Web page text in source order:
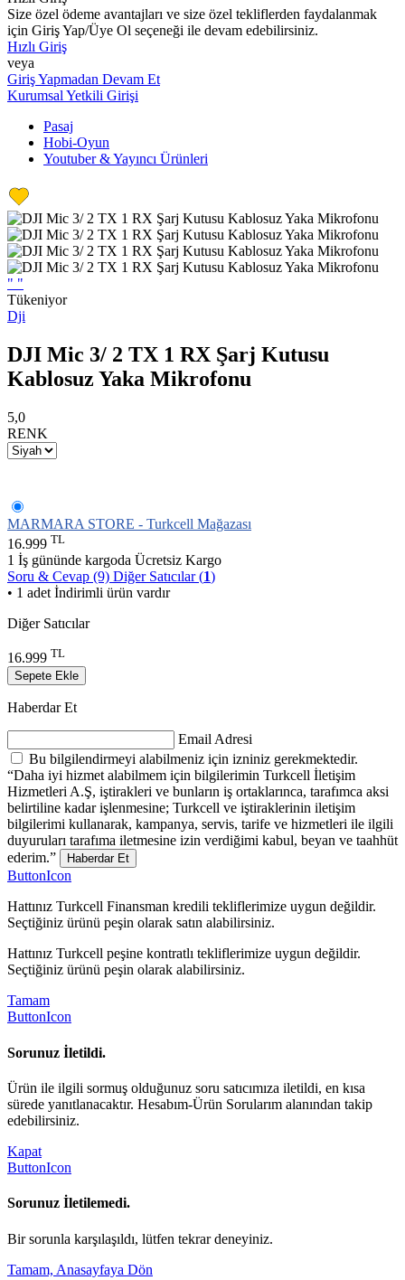
Size özel ödeme avantajları ve size özel tekliflerden faydalanmak
için Giriş Yap/Üye Ol seçeneği ile devam edebilirsiniz.
Hızlı Giriş
veya
Giriş Yapmadan Devam Et
Kurumsal Yetkili Girişi
Pasaj
Hobi-Oyun
Youtuber & Yayıncı Ürünleri
" "
Tükeniyor
Dji
DJI Mic 3/ 2 TX 1 RX Şarj Kutusu
Kablosuz Yaka Mikrofonu
5,0
RENK
MARMARA STORE - Turkcell Mağazası
16.999 TL
1 İş gününde kargoda Ücretsiz Kargo
Soru & Cevap (9) Diğer Satıcılar (1)
• 1 adet İndirimli ürün vardır
Diğer Satıcılar
16.999 TL
Sepete Ekle
Haberdar Et
Email Adresi
Bu bilgilendirmeyi alabilmeniz için izniniz gerekmektedir.
“Daha iyi hizmet alabilmem için bilgilerimin Turkcell İletişim
Hizmetleri A.Ş, iştirakleri ve bunların iş ortaklarınca, tarafımca aksi
belirtiline kadar işlenmesine; Turkcell ve iştiraklerinin iletişim
bilgilerimi kullanarak, kampanya, servis, tarife ve hizmetleri ile ilgili
duyuruları tarafıma iletmesine izin verdiğimi kabul, beyan ve taahhüt
ederim.”
Haberdar Et
ButtonIcon
Hattınız Turkcell Finansman kredili tekliflerimize uygun değildir.
Seçtiğiniz ürünü peşin olarak satın alabilirsiniz.
Hattınız Turkcell peşine kontratlı tekliflerimize uygun değildir.
Seçtiğiniz ürünü peşin olarak alabilirsiniz.
Tamam
ButtonIcon
Sorunuz İletildi.
Ürün ile ilgili sormuş olduğunuz soru satıcımıza iletildi, en kısa
sürede yanıtlanacaktır. Hesabım-Ürün Sorularım alanından takip
edebilirsiniz.
Kapat
ButtonIcon
Sorunuz İletilemedi.
Bir sorunla karşılaşıldı, lütfen tekrar deneyiniz.
Tamam, Anasayfaya Dön